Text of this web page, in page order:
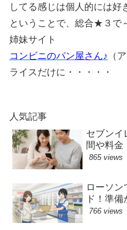
してる感じは個人的には好
ということで、総合★３で
姉妹サイト
コンビニのパン屋さん♪ （
ライスだけに・・・・・
人気記事
セブンイ
間や料金
865 views
ローソン
ド！準
766 views